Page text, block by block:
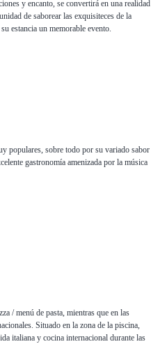
y encanto, se convertirá en una realidad
de saborear las exquisiteces de la
estancia un memorable evento.
populares, sobre todo por su variado sabor
gastronomía amenizada por la música
/ menú de pasta, mientras que en las
Situado en la zona de la piscina,
italiana y cocina internacional durante las